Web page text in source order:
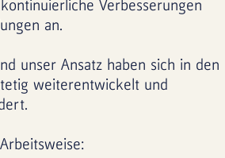
Verbesserungen
an.
unser Ansatz haben sich in den
weiterentwickelt und